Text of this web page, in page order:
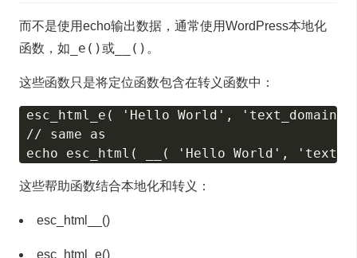
而不是使用echo输出数据，通常使用WordPress本地化
函数，如
_e()或 __() 。
这些函数只是将定位函数包含在转义函数中：
esc_html_e( 'Hello World', 'text_domain'
// same as
这些帮助函数结合本地化和转义：
esc_html__()
esc_html_e()